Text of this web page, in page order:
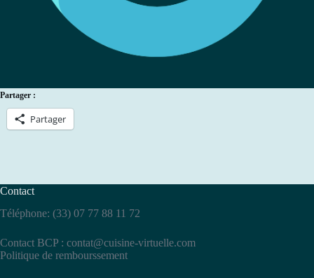
Partager :
Partager
Contact
Téléphone: (33) 07 77 88 11 72
Contact BCP : contat@cuisine-virtuelle.com
Politique de rembourssement